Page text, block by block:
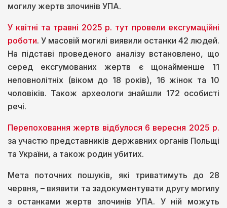
могилу жертв злочинів УПА.
У квітні та травні 2025 р. тут провели ексгумаційні
роботи. У масовій могилі виявили останки 42 людей.
На підставі проведеного аналізу встановлено, що
серед ексгумованих жертв є щонайменше 11
неповнолітніх (віком до 18 років), 16 жінок та 10
чоловіків. Також археологи знайшли 172 особисті
речі.
Перепоховання жертв відбулося 6 вересня 2025 р.
за участю представників державних органів Польщі
та України, а також родин убитих.
Мета поточних пошуків, які триватимуть до 28
червня, – виявити та задокументувати другу могилу
з останками жертв злочинів УПА. У ній можуть